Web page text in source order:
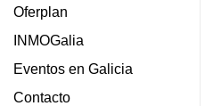
Oferplan
INMOGalia
Eventos en Galicia
Contacto